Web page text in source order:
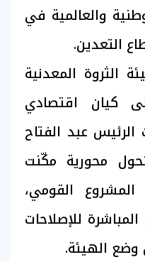
والعالمية في
التعدين.
الثروة المعدنية
كيان اقتصادي
عبد الفتاح
محورية مكّنت
القومي،
المباشرة للإصلاحات
وضع الهيئة.